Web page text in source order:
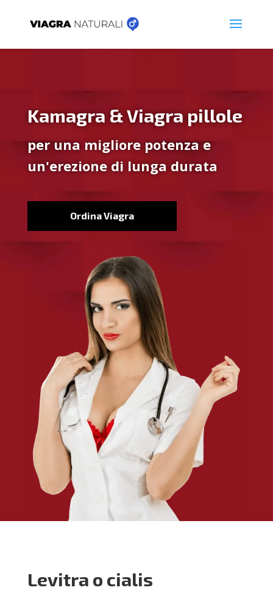
Kamagra & Viagra pillole
per una migliore potenza e
un'erezione di lunga durata
Ordina Viagra
Levitra o cialis